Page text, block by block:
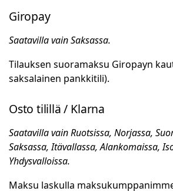
Giropay
Saatavilla vain Saksassa.
Tilauksen suoramaksu Giropayn
saksalainen pankkitili).
Osto tilillä / Klarna
Saatavilla vain Ruotsissa, Norjassa,
Saksassa, Itävallassa, Alankomaissa,
Yhdysvalloissa.
Maksu laskulla